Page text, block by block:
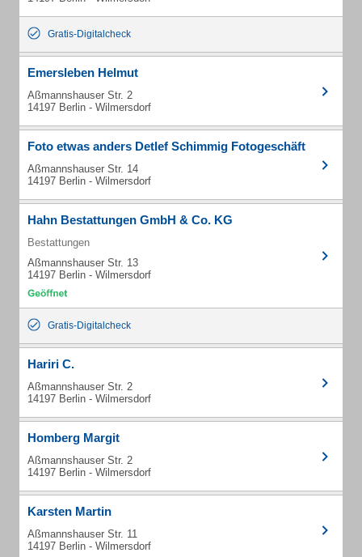
Gratis-Digitalcheck
Emersleben Helmut
Aßmannshauser Str. 2
14197 Berlin - Wilmersdorf
Foto etwas anders Detlef Schimmig Fotogeschäft
Aßmannshauser Str. 14
14197 Berlin - Wilmersdorf
Hahn Bestattungen GmbH & Co. KG
Bestattungen
Aßmannshauser Str. 13
14197 Berlin - Wilmersdorf
Gratis-Digitalcheck
Hariri C.
Aßmannshauser Str. 2
14197 Berlin - Wilmersdorf
Homberg Margit
Aßmannshauser Str. 2
14197 Berlin - Wilmersdorf
Karsten Martin
Aßmannshauser Str. 11
14197 Berlin - Wilmersdorf